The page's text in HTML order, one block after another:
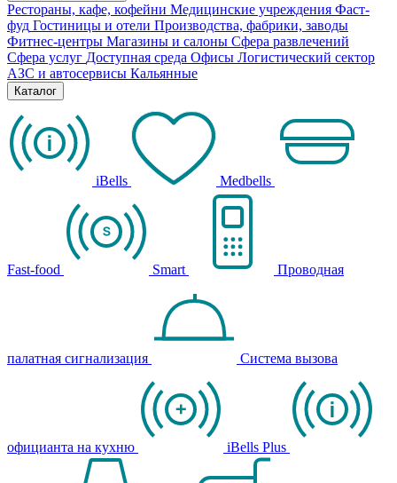
Рестораны, кафе, кофейни Медицинские учреждения Фаст-
фуд Гостиницы и отели Производства, фабрики, заводы
Фитнес-центры Магазины и салоны Сфера развлечений
Сфера услуг Доступная среда Офисы Логистический сектор
АЗС и автосервисы Кальянные
Каталог
iBells Medbells
Fast-food Smart Проводная
палатная сигнализация Система вызова
официанта на кухню iBells Plus